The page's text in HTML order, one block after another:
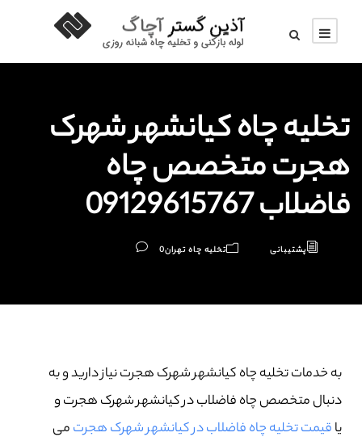
تخلیه چاه کیانشهر شهرک
هجرت متخصص چاه
فاضلاب 09129615767
پشتیبانی تخلیه چاه تهران0
به خدمات تخلیه چاه کیانشهر شهرک هجرت نیاز دارید و به
دنبال متخصص چاه فاضلاب در کیانشهر شهرک هجرت و
یاقیمت تخلیه چاه فاضلاب در کیانشهر شهرک هجرتمی